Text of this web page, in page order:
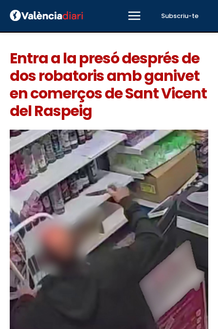
Subscriu-te
Entra a la presó després de
dos robatoris amb ganivet
en comerços de Sant Vicent
del Raspeig